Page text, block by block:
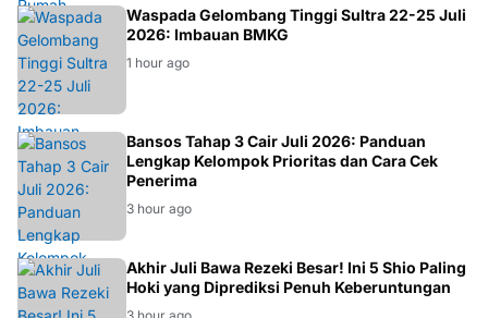
BMKG
Waspada Gelombang Tinggi Sultra 22-25 Juli
2026: Imbauan BMKG
1 hour ago
BANSOS
Bansos Tahap 3 Cair Juli 2026: Panduan
Lengkap Kelompok Prioritas dan Cara Cek
Penerima
3 hour ago
ASTROLOGI
Akhir Juli Bawa Rezeki Besar! Ini 5 Shio Paling
Hoki yang Diprediksi Penuh Keberuntungan